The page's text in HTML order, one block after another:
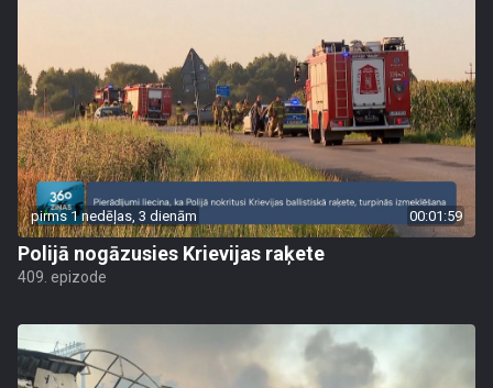
pirms 1 nedēļas, 3 dienām 00:01:59
Polijā nogāzusies Krievijas raķete
409. epizode